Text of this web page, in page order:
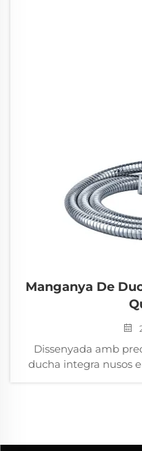
Manganya De
Dissenyada amb
ducha integra nusos